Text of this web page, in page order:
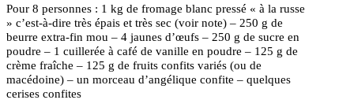
Pour 8 personnes : 1 kg de fromage blanc pressé « à la russe
» c’est-à-dire très épais et très sec (voir note) – 250 g de
beurre extra-fin mou – 4 jaunes d’œufs – 250 g de sucre en
poudre – 1 cuillerée à café de vanille en poudre – 125 g de
crème fraîche – 125 g de fruits confits variés (ou de
macédoine) – un morceau d’angélique confite – quelques
cerises confites